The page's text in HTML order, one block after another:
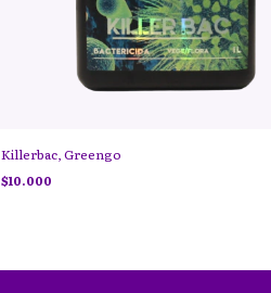
Killerbac, Greengo
$10.000